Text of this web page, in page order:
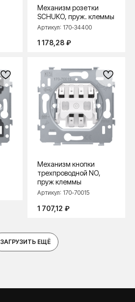
Механизм розетки
SCHUKO, пруж. клеммы
Артикул: 170-34400
1 178,28 ₽
Механизм кнопки
трехпроводной NO,
пруж клеммы
Артикул: 170-70015
1 707,12 ₽
ЗАГРУЗИТЬ ЕЩЁ